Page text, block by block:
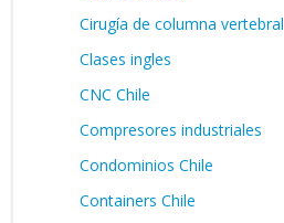
Cirugía de columna vertebral
Clases ingles
CNC Chile
Compresores industriales
Condominios Chile
Containers Chile